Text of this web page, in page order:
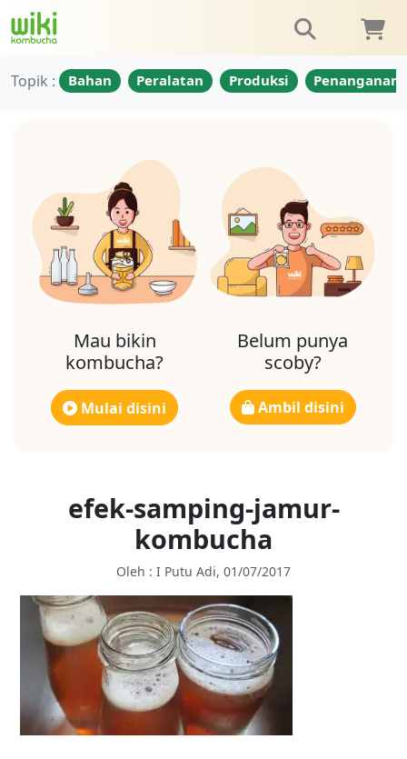
Topik : Bahan Peralatan Produksi Penanganan
Mau bikin
kombucha?
Mulai disini
Belum punya
scoby?
Ambil disini
efek-samping-jamur-
kombucha
Oleh : I Putu Adi, 01/07/2017